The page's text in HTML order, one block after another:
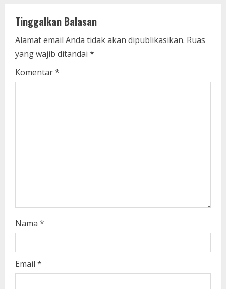
u
e
R
e
Tinggalkan Balasan
Alamat email Anda tidak akan dipublikasikan. Ruas
yang wajib ditandai *
Komentar*
Nama *
Email *